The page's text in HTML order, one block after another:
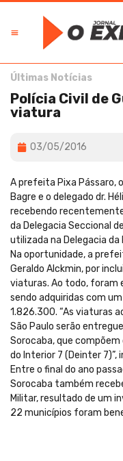
Últimas Notícias
Polícia Civil de
viatura
03/05/2016
A prefeita Pixa Pássaro,
Bagre e o delegado dr.
recebendo
da Delegacia Seccional
utilizada na Delegacia da
Na oportunidade, a
Geraldo Alckmin, por
viaturas. Ao todo, foram
sendo adquiridas com
1.826.300. “As viaturas
São Paulo serão
Sorocaba, que
do Interior 7 (Deinter 7)”,
Entre o final do ano
Sorocaba também
Militar, resultado de um
22 municípios foram